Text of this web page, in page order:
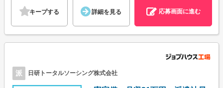
キープする 詳細を見る 応募画面に進む
派 日研トータルソーシング株式会社